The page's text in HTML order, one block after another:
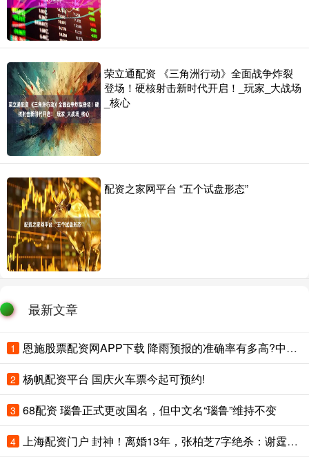
荣立通配资 《三角洲行动》全面战争炸裂
登场！硬核射击新时代开启！_玩家_大战场
_核心
配资之家网平台 “五个试盘形态”
最新文章
1 恩施股票配资网APP下载 降雨预报的准确率有多高?中央气象台回应
2 杨帆配资平台 国庆火车票今起可预约!
3 68配资 瑙鲁正式更改国名，但中文名“瑙鲁”维持不变
4 上海配资门户 封神！离婚13年，张柏芝7字绝杀：谢霆锋输透，王菲输得最惨